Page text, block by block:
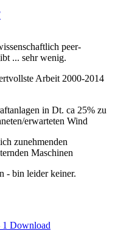
peer-
... sehr wenig.
Arbeit 2000-2014
in Dt. ca 25% zu
erwarteten Wind
zunehmenden
Maschinen
- bin leider keiner.
Download